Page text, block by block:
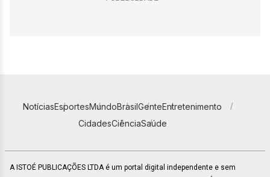
NotíciasEsportesMundoBrasilGenteEntretenimento
CidadesCiênciaSaúde
A ISTOÉ PUBLICAÇÕES LTDA é um portal digital independente e sem